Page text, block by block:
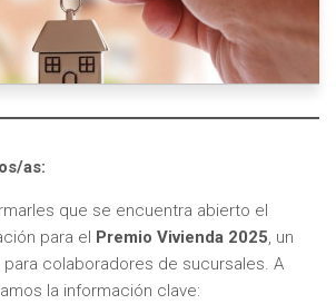
as:
que se encuentra abierto el
para el Premio Vivienda 2025, un
colaboradores de sucursales. A
la información clave: